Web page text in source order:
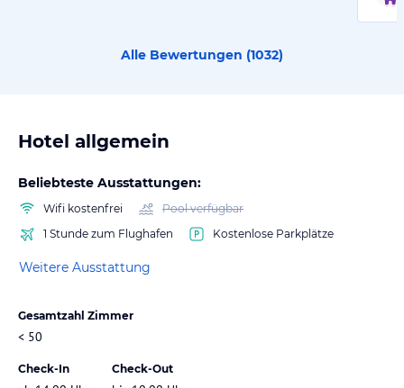
Alle Bewertungen (1032)
Hotel allgemein
Beliebteste Ausstattungen:
Wifi kostenfrei
Pool verfügbar
1 Stunde zum Flughafen
Kostenlose Parkplätze
Weitere Ausstattung
Gesamtzahl Zimmer
< 50
Check-In Check-Out